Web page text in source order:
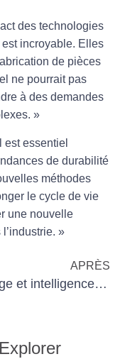
des technologies
est incroyable. Elles
de pièces
ne pourrait pas
à des demandes
»
est essentiel
de durabilité
méthodes
le cycle de vie
une nouvelle
»
APRÈS
Usinage et intelligence collective : un levier de progrès